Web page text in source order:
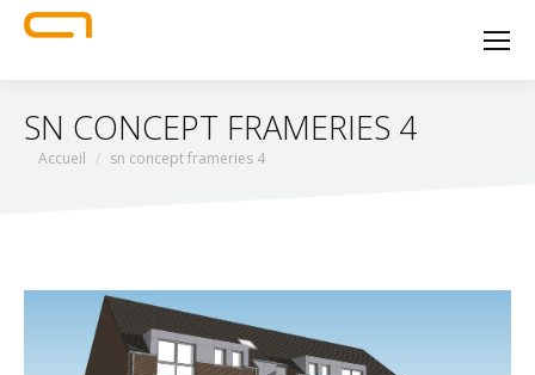
SN CONCEPT FRAMERIES 4
Vous êtes ici :
Accueil sn concept frameries 4